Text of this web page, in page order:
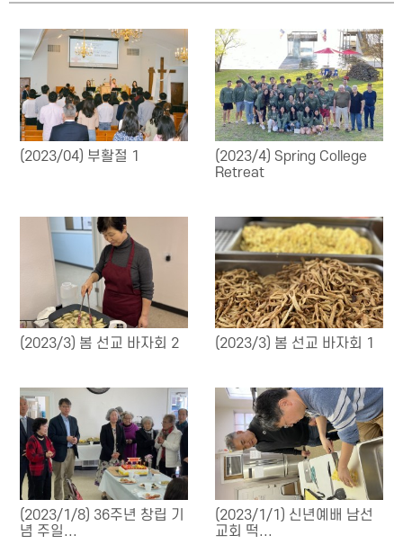
(2023/04) 부활절 1
(2023/4) Spring College
Retreat
(2023/3) 봄 선교 바자회 2 (2023/3) 봄 선교 바자회 1
(2023/1/8) 36주년 창립 기
념 주일...
(2023/1/1) 신년예배 남선
교회 떡...